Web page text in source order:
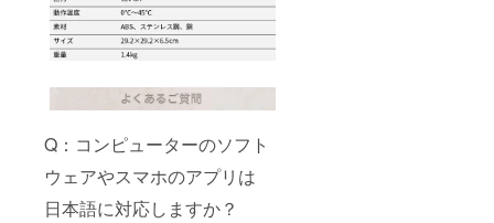
Q：コンピューターのソフト
ウェアやスマホのアプリは
日本語に対応しますか？